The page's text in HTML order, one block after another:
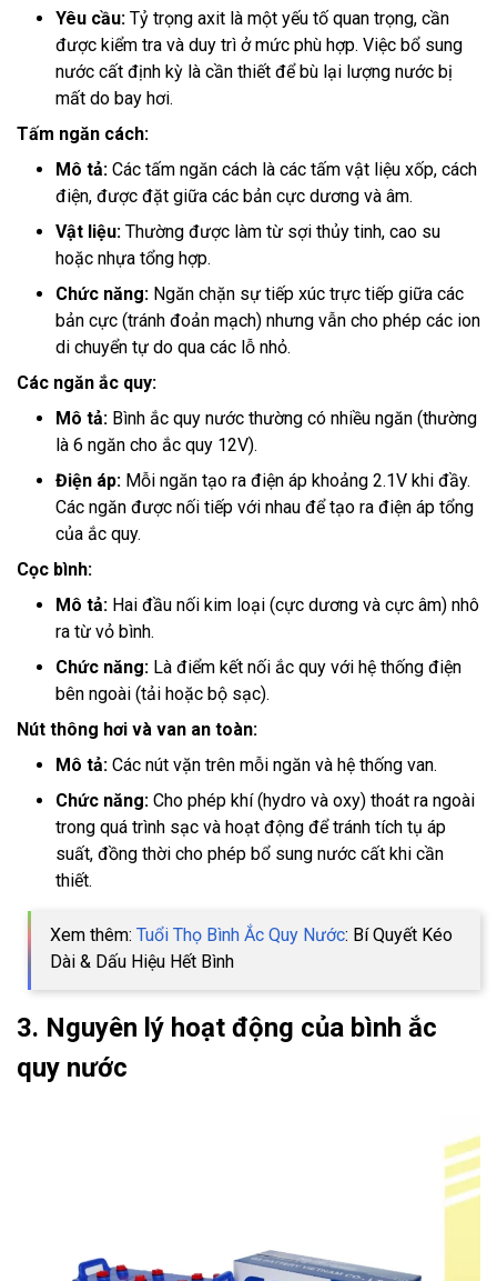
Yêu cầu: Tỷ trọng axit là một yếu tố quan trọng, cần
được kiểm tra và duy trì ở mức phù hợp. Việc bổ sung
nước cất định kỳ là cần thiết để bù lại lượng nước bị
mất do bay hơi.
Tấm ngăn cách:
Mô tả: Các tấm ngăn cách là các tấm vật liệu xốp, cách
điện, được đặt giữa các bản cực dương và âm.
Vật liệu: Thường được làm từ sợi thủy tinh, cao su
hoặc nhựa tổng hợp.
Chức năng: Ngăn chặn sự tiếp xúc trực tiếp giữa các
bản cực (tránh đoản mạch) nhưng vẫn cho phép các ion
di chuyển tự do qua các lỗ nhỏ.
Các ngăn ắc quy:
Mô tả: Bình ắc quy nước thường có nhiều ngăn (thường
là 6 ngăn cho ắc quy 12V).
Điện áp: Mỗi ngăn tạo ra điện áp khoảng 2.1V khi đầy.
Các ngăn được nối tiếp với nhau để tạo ra điện áp tổng
của ắc quy.
Cọc bình:
Mô tả: Hai đầu nối kim loại (cực dương và cực âm) nhô
ra từ vỏ bình.
Chức năng: Là điểm kết nối ắc quy với hệ thống điện
bên ngoài (tải hoặc bộ sạc).
Nút thông hơi và van an toàn:
Mô tả: Các nút vặn trên mỗi ngăn và hệ thống van.
Chức năng: Cho phép khí (hydro và oxy) thoát ra ngoài
trong quá trình sạc và hoạt động để tránh tích tụ áp
suất, đồng thời cho phép bổ sung nước cất khi cần
thiết.
Xem thêm: Tuổi Thọ Bình Ắc Quy Nước: Bí Quyết Kéo
Dài & Dấu Hiệu Hết Bình
3. Nguyên lý hoạt động của bình ắc
quy nước